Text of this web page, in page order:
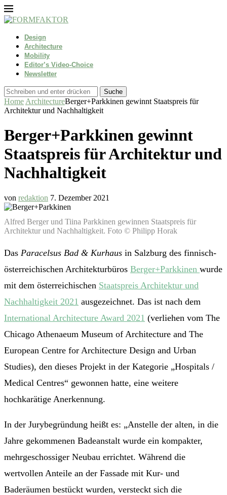
Design
Architecture
Mobility
Editor’s Video-Choice
Newsletter
Suche
Home ArchitectureBerger+Parkkinen gewinnt Staatspreis für
Architektur und Nachhaltigkeit
Berger+Parkkinen gewinnt
Staatspreis für Architektur und
Nachhaltigkeit
von redaktion 7. Dezember 2021
Alfred Berger und Tiina Parkkinen gewinnen Staatspreis für
Architektur und Nachhaltigkeit. Foto © Philipp Horak
Das Paracelsus Bad & Kurhaus in Salzburg des finnisch-
österreichischen Architekturbüros Berger+Parkkinen wurde
mit dem österreichischen Staatspreis Architektur und
Nachhaltigkeit 2021 ausgezeichnet. Das ist nach dem
International Architecture Award 2021 (verliehen vom The
Chicago Athenaeum Museum of Architecture and The
European Centre for Architecture Design and Urban
Studies), den dieses Projekt in der Kategorie „Hospitals /
Medical Centres“ gewonnen hatte, eine weitere
hochkarätige Anerkennung.
In der Jurybegründung heißt es: „Anstelle der alten, in die
Jahre gekommenen Badeanstalt wurde ein kompakter,
mehrgeschossiger Neubau errichtet. Während die
wertvollen Anteile an der Fassade mit Kur- und
Baderäumen bestückt wurden, versteckt sich die